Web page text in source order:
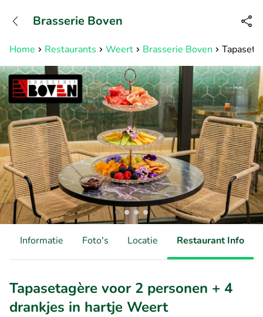
Bereikbaar tot 23:00 uur
Home Restaurants Weert Brasserie Boven
Brasserie Boven
Informatie Foto's Locatie Restaurant Info
Tapasetagère voor 2 personen + 4
drankjes in hartje Weert